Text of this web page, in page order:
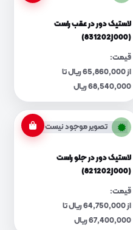
لاستیک دور در عقب راست
(831202J000)
قیمت:
از 65,860,000 ریال تا
68,540,000 ریال
تصویر موجود نیست
لاستیک دور در جلو راست
(821202J000)
قیمت:
از 64,750,000 ریال تا
67,400,000 ریال